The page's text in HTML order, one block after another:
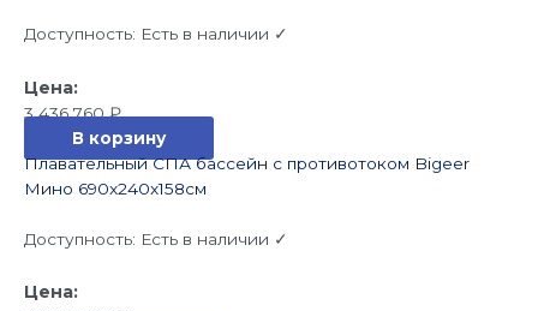
Доступность: Есть в наличии ✓
3 436 760₽
В корзину
Плавательный СПА бассейн с противотоком Bigeer
Мино 690x240x158см
Доступность: Есть в наличии ✓